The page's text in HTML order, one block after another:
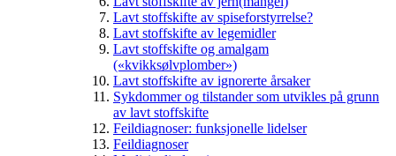
Lavt stoffskifte av spiseforstyrrelse?
Lavt stoffskifte av legemidler
Lavt stoffskifte og amalgam
(«kvikksølvplomber»)
Lavt stoffskifte av ignorerte årsaker
Sykdommer og tilstander som utvikles på grunn
av lavt stoffskifte
Feildiagnoser: funksjonelle lidelser
Feildiagnoser